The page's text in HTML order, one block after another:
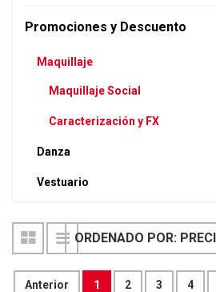
Promociones y Descuento
Maquillaje
Maquillaje Social
Caracterización y FX
Danza
Vestuario
Anterior 1 2 3 4
ORDENADO POR: